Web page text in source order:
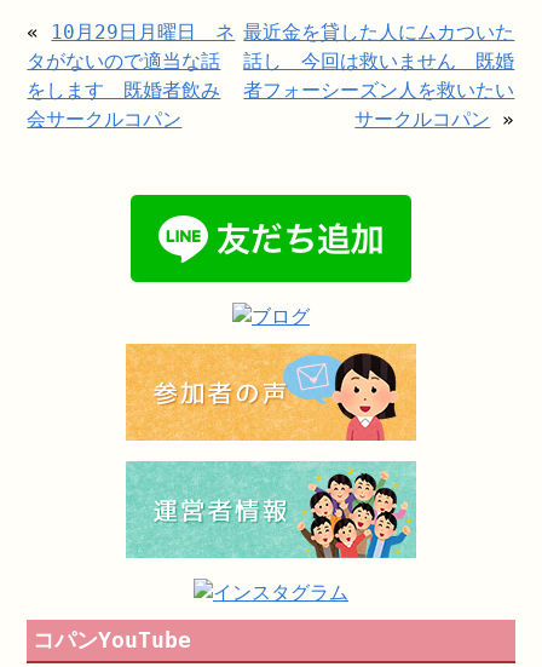
« 10月29日月曜日 ネ
タがないので適当な話
をします 既婚者飲み
会サークルコパン
最近金を貸した人にムカついた
話し 今回は救いません 既婚
者フォーシーズン人を救いたい
サークルコパン »
コパンYouTube